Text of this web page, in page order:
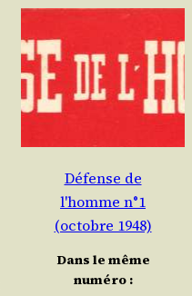
Défense de
l'homme n°1
(octobre 1948)
Dans le même
numéro :